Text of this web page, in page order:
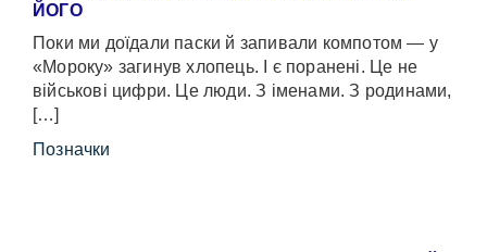
ЙОГО
Поки ми доїдали паски й запивали компотом — у
«Мороку» загинув хлопець. І є поранені. Це не
військові цифри. Це люди. З іменами. З родинами,
[…]
Позначки